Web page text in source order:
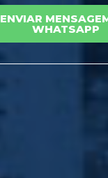
ENVIAR
WHATSAPP